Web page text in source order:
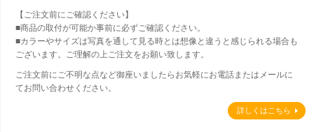
【ご注文前にご確認ください】
■商品の取付が可能か事前に必ずご確認ください。
■カラーやサイズは写真を通して見る時とは想像と違うと感じられる場合も
ございます。ご理解の上ご注文をお願い致します。
ご注文前にご不明な点など御座いましたらお気軽にお電話またはメールに
てお問い合わせください。
詳しくはこちら